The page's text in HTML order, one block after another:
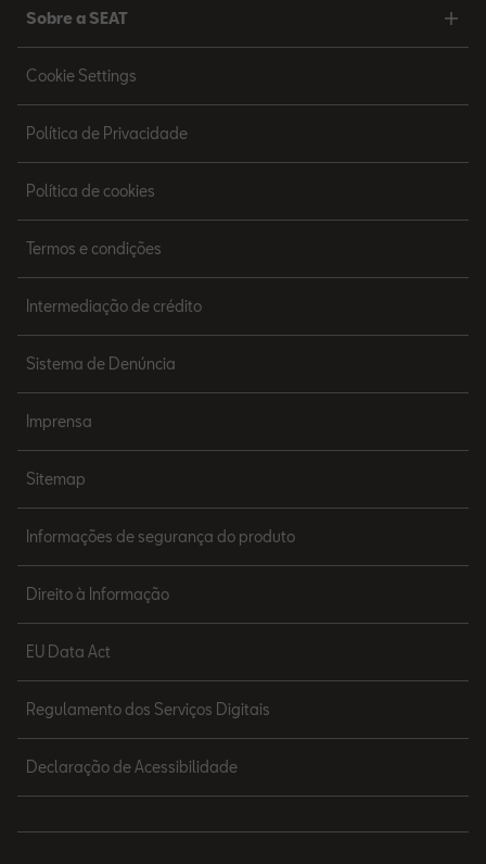
Sobre a SEAT
Cookie Settings
Política de Privacidade
Política de cookies
Termos e condições
Intermediação de crédito
Sistema de Denúncia
Imprensa
Sitemap
Informações de segurança do produto
Direito à Informação
EU Data Act
Regulamento dos Serviços Digitais
Declaração de Acessibilidade